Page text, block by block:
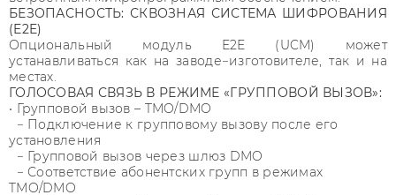
БЕЗОПАСНОСТЬ: СКВОЗНАЯ СИСТЕМА ШИФРОВАНИЯ
(E2E)
Опциональный модуль E2E (UCM) может
устанавливаться как на заводе−изготовителе, так и на
местах.
ГОЛОСОВАЯ СВЯЗЬ В РЕЖИМЕ «ГРУППОВОЙ ВЫЗОВ»:
• Групповой вызов – TMO/DMO
− Подключение к групповому вызову после его
установления
− Групповой вызов через шлюз DMO
− Соответствие абонентских групп в режимах
TMO/DMO